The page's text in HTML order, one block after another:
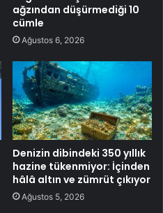
ağzından düşürmediği 10
cümle
Ağustos 6, 2026
Denizin dibindeki 350 yıllık
hazine tükenmiyor: İçinden
hâlâ altın ve zümrüt çıkıyor
Ağustos 5, 2026